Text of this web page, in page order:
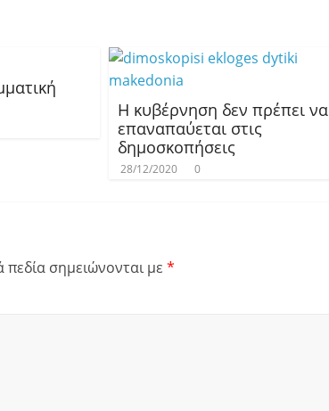
Η κυβέρνηση δεν πρέπει να
επαναπαύεται στις
δημοσκοπήσεις
28/12/2020 0
σημειώνονται με *